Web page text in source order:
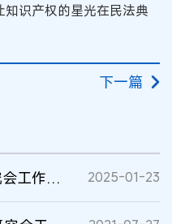
识产权的星光在民法典
下一篇
开创中国知识产权研究会工作新局面 推动知识产权强国建设再上新台阶 2025-01-23